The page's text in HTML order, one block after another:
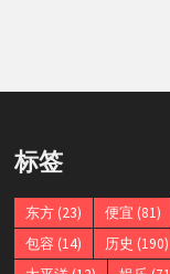
标签
东方(23) 便宜 (81)
包容 (14) 历史 (190)